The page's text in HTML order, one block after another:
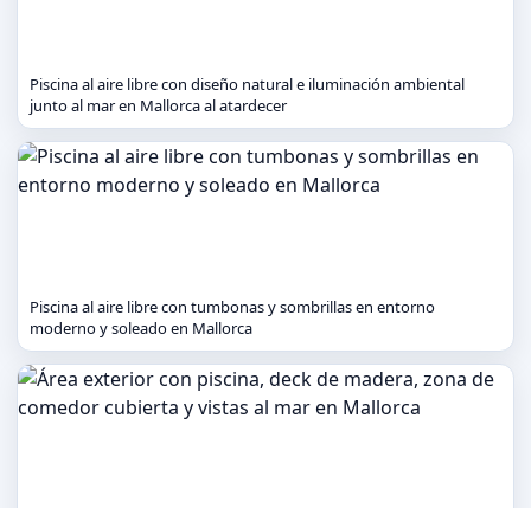
Piscina al aire libre con diseño natural e iluminación ambiental
junto al mar en Mallorca al atardecer
Piscina al aire libre con tumbonas y sombrillas en entorno
moderno y soleado en Mallorca